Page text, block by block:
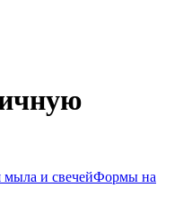
и свечейФормы на